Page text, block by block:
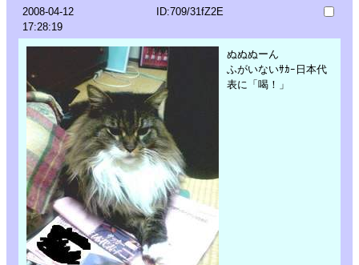
2008-04-12
17:28:19
ID:709/31fZ2E
ぬぬぬーん
ふがいないｻｶｰ日本代
表に「喝！」